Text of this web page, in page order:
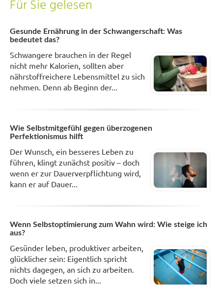
Für Sie gelesen
Gesunde Ernährung in der Schwangerschaft: Was
bedeutet das?
Schwangere brauchen in der Regel
nicht mehr Kalorien, sollten aber
nährstoffreichere Lebensmittel zu sich
nehmen. Denn ab Beginn der...
Wie Selbstmitgefühl gegen überzogenen
Perfektionismus hilft
Der Wunsch, ein besseres Leben zu
führen, klingt zunächst positiv – doch
wenn er zur Dauerverpflichtung wird,
kann er auf Dauer...
Wenn Selbstoptimierung zum Wahn wird: Wie steige ich
aus?
Gesünder leben, produktiver arbeiten,
glücklicher sein: Eigentlich spricht
nichts dagegen, an sich zu arbeiten.
Doch viele setzen sich in...